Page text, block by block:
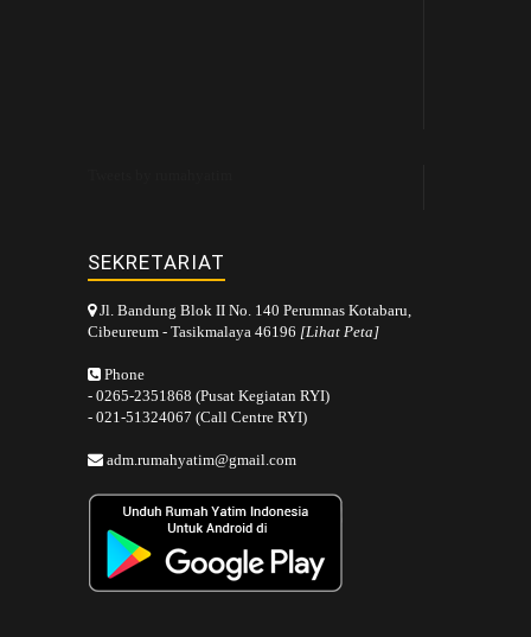
SEKRETARIAT
Jl. Bandung Blok II No. 140 Perumnas Kotabaru,
Cibeureum - Tasikmalaya 46196 [Lihat Peta]
Phone
- 0265-2351868 (Pusat Kegiatan RYI)
- 021-51324067 (Call Centre RYI)
adm.rumahyatim@gmail.com